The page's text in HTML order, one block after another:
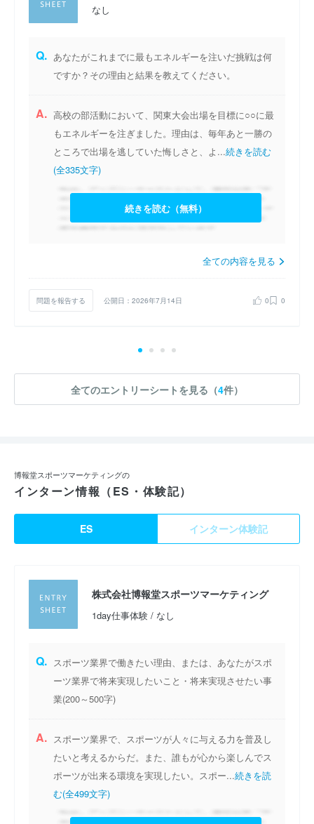
なし
Q. あなたがこれまでに最もエネルギーを注いだ挑戦は何
ですか？その理由と結果を教えてください。
A. 高校の部活動において、関東大会出場を目標に○○に最
もエネルギーを注ぎました。理由は、毎年あと一勝の
ところで出場を逃していた悔しさと、よ...続きを読む
(全335文字)
続きを読む（無料）
全ての内容を見る
問題を報告する 公開日：2026年7月14日 0 0
全てのエントリーシートを見る（4件）
博報堂スポーツマーケティングの
インターン情報（ES・体験記）
ES インターン体験記
株式会社博報堂スポーツマーケティング
1day仕事体験 / なし
Q. スポーツ業界で働きたい理由、または、あなたがスポ
ーツ業界で将来実現したいこと・将来実現させたい事
業(200～500字)
A. スポーツ業界で、スポーツが人々に与える力を普及し
たいと考えるからだ。また、誰もが心から楽しんでス
ポーツが出来る環境を実現したい。スポー...続きを読
む(全499文字)